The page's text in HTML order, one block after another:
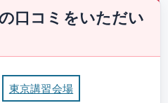
口コミをいただい
東京講習会場